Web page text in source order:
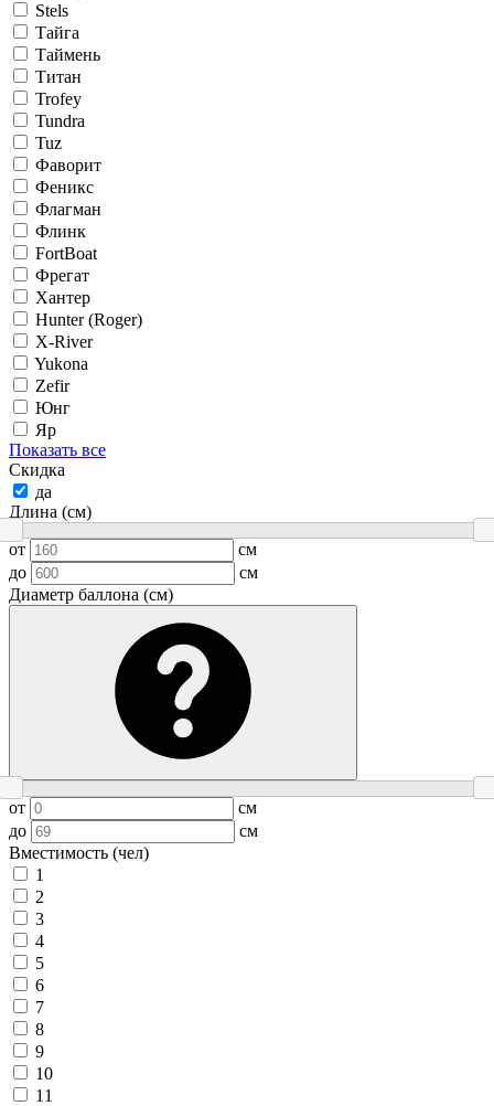
Stels
Тайга
Таймень
Титан
Trofey
Tundra
Tuz
Фаворит
Феникс
Флагман
Флинк
FortBoat
Фрегат
Хантер
Hunter (Roger)
X-River
Yukona
Zefir
Юнг
Яр
Показать все
Скидка
да
Длина (см)
от
см
до
см
Диаметр баллона (см)
от
см
до
см
Вместимость (чел)
1
2
3
4
5
6
7
8
9
10
11